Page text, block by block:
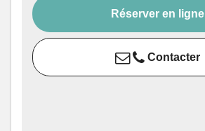
Réserver en ligne
Contacter